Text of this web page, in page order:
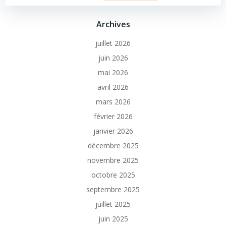
Archives
juillet 2026
juin 2026
mai 2026
avril 2026
mars 2026
février 2026
janvier 2026
décembre 2025
novembre 2025
octobre 2025
septembre 2025
juillet 2025
juin 2025